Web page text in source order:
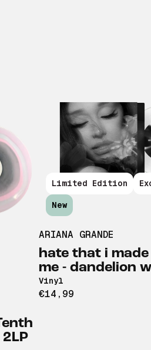
Limited Edition
New
ARIANA GRANDE
hate that i
me - dandelion
Vinyl
€14,99